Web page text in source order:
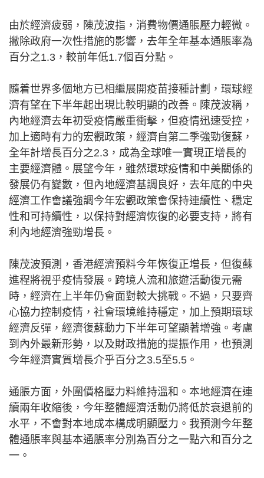
由於經濟疲弱，陳茂波指，消費物價通脹壓力輕微。
撇除政府一次性措施的影響，去年全年基本通脹率為
百分之1.3，較前年低1.7個百分點。
隨着世界多個地方已相繼展開疫苗接種計劃，環球經
濟有望在下半年起出現比較明顯的改善。陳茂波稱，
內地經濟去年初受疫情嚴重衝擊，但疫情迅速受控，
加上適時有力的宏觀政策，經濟自第二季強勁復蘇，
全年計增長百分之2.3，成為全球唯一實現正增長的
主要經濟體。展望今年，雖然環球疫情和中美關係的
發展仍有變數，但內地經濟基調良好，去年底的中央
經濟工作會議強調今年宏觀政策會保持連續性、穩定
性和可持續性，以保持對經濟恢復的必要支持，將有
利內地經濟強勁增長。
陳茂波預測，香港經濟預料今年恢復正增長，但復蘇
進程將視乎疫情發展。跨境人流和旅遊活動復元需
時，經濟在上半年仍會面對較大挑戰。不過，只要齊
心協力控制疫情，社會環境維持穩定，加上預期環球
經濟反彈，經濟復蘇動力下半年可望顯著增強。考慮
到內外最新形勢，以及財政措施的提振作用，也預測
今年經濟實質增長介乎百分之3.5至5.5。
通脹方面，外圍價格壓力料維持溫和。本地經濟在連
續兩年收縮後，今年整體經濟活動仍將低於衰退前的
水平，不會對本地成本構成明顯壓力。我預測今年整
體通脹率與基本通脹率分別為百分之一點六和百分之
一。